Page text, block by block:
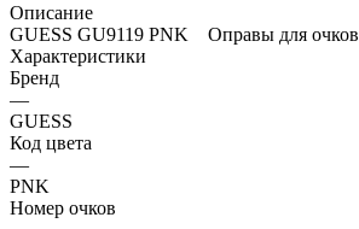
Описание
GUESS GU9119 PNK Оправы для очков
Характеристики
Бренд
—
GUESS
Код цвета
—
PNK
Номер очков